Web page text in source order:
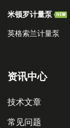
米顿罗计量泵 NEW
英格索兰计量泵
资讯中心
技术文章
常见问题